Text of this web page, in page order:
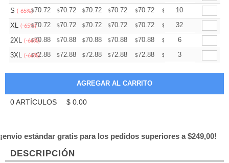
S (-65%)$70.72 $70.72 $70.72 $70.72 $70.72 $ 70.72
10
XL (-65%)
$70.72 $70.72 $70.72 $70.72 $70.72 $ 70.72
32
2XL (-66%)
$70.88 $70.88 $70.88 $70.88 $70.88 $ 70.88
6
3XL (-66%)
$72.88 $72.88 $72.88 $72.88 $72.88 $ 72.88
3
0ARTÍCULOS $ 0.00
¡envío estándar gratis para los pedidos superiores a $249,00!
DESCRIPCIÓN